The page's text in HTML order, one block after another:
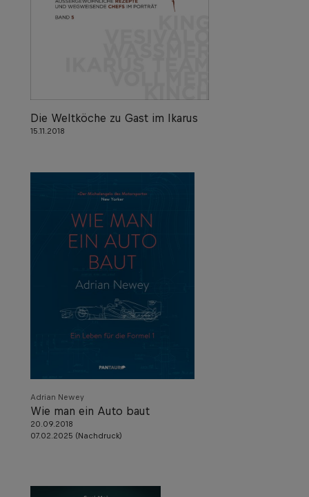
Die Weltköche zu Gast im Ikarus
15.11.2018
Adrian Newey
Wie man ein Auto baut
20.09.2018
07.02.2025 (Nachdruck)